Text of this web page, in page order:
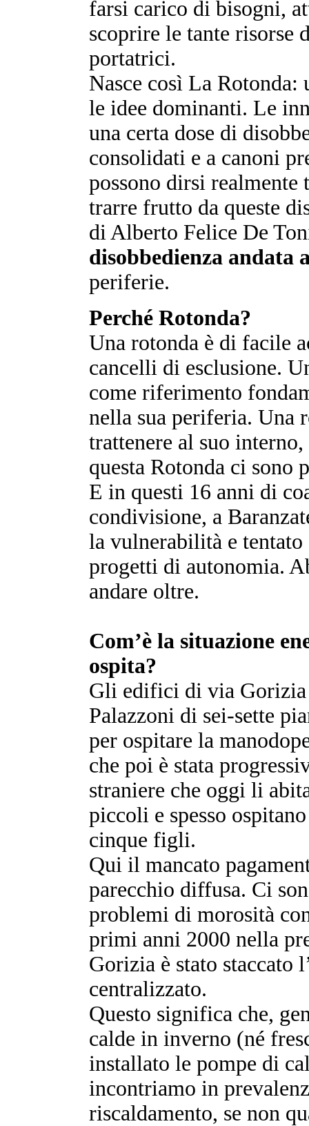
farsi carico di bisogni,
scoprire le tante risorse
portatrici.
Nasce così La Rotonda:
le idee dominanti. Le
una certa dose di
consolidati e a canoni
possono dirsi realmente
trarre frutto da queste
di Alberto Felice De
disobbedienza andata
periferie.
Perché Rotonda?
Una rotonda è di facile
cancelli di esclusione.
come riferimento
nella sua periferia. Una
trattenere al suo
questa Rotonda ci sono
E in questi 16 anni di
condivisione, a
la vulnerabilità e
progetti di autonomia.
andare oltre.
Com’è la situazione
ospita?
Gli edifici di via Gorizia
Palazzoni di sei-sette
per ospitare la
che poi è stata
straniere che oggi li
piccoli e spesso
cinque figli.
Qui il mancato
parecchio diffusa. Ci
problemi di morosità
primi anni 2000 nella
Gorizia è stato staccato
centralizzato.
Questo significa che,
calde in inverno (né
installato le pompe di
incontriamo in
riscaldamento, se non